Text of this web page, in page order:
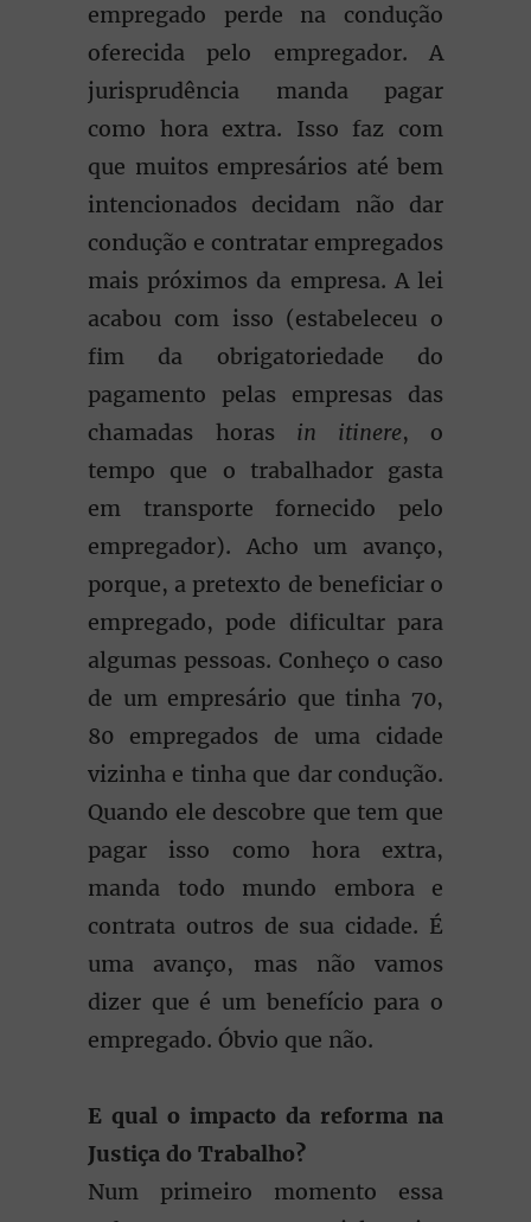
empregado perde na condução
oferecida pelo empregador. A
jurisprudência manda pagar
como hora extra. Isso faz com
que muitos empresários até bem
intencionados decidam não dar
condução e contratar empregados
mais próximos da empresa. A lei
acabou com isso (estabeleceu o
fim da obrigatoriedade do
pagamento pelas empresas das
chamadas horas in itinere, o
tempo que o trabalhador gasta
em transporte fornecido pelo
empregador). Acho um avanço,
porque, a pretexto de beneficiar o
empregado, pode dificultar para
algumas pessoas. Conheço o caso
de um empresário que tinha 70,
80 empregados de uma cidade
vizinha e tinha que dar condução.
Quando ele descobre que tem que
pagar isso como hora extra,
manda todo mundo embora e
contrata outros de sua cidade. É
uma avanço, mas não vamos
dizer que é um benefício para o
empregado. Óbvio que não.
E qual o impacto da reforma na
Justiça do Trabalho?
Num primeiro momento essa